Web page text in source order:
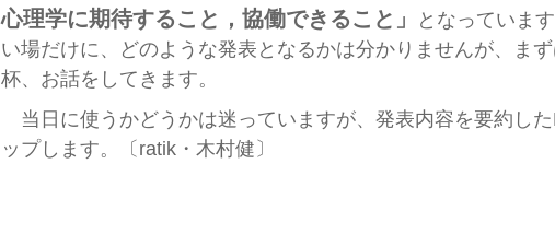
心理学に期待すること，協働できること」
となっていま
い場だけに、どのような発表となるかは分かりませんが、ま
杯、お話をしてきます。
当日に使うかどうかは迷っていますが、発表内容を要約し
ップします。〔ratik・木村健〕